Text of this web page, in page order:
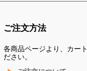
ご注文方法
各商品ページより、カー
ださい。